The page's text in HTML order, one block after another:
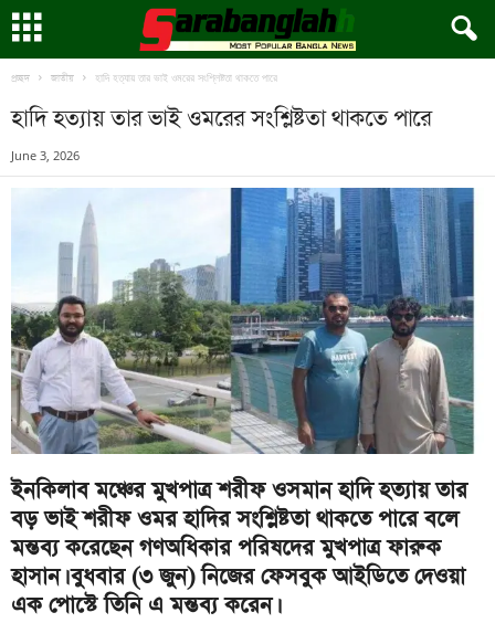
প্রচ্ছদ জাতীয় হাদি হত্যায় তার ভাই ওমরের সংশ্লিষ্টতা থাকতে পারে
হাদি হত্যায় তার ভাই ওমরের সংশ্লিষ্টতা থাকতে পারে
June 3, 2026
ইনকিলাব মঞ্চের মুখপাত্র শরীফ ওসমান হাদি হত্যায় তার
বড় ভাই শরীফ ওমর হাদির সংশ্লিষ্টতা থাকতে পারে বলে
মন্তব্য করেছেন গণঅধিকার পরিষদের মুখপাত্র ফারুক
হাসান। বুধবার (৩ জুন) নিজের ফেসবুক আইডিতে দেওয়া
এক পোস্টে তিনি এ মন্তব্য করেন।